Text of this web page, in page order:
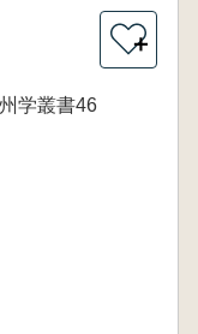
＋
学叢書46